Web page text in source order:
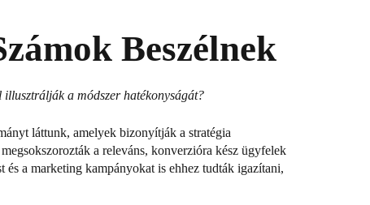
Beszélnek
a módszer hatékonyságát?
láttunk, amelyek bizonyítják a stratégia
a releváns, konverzióra kész ügyfelek
a marketing kampányokat is ehhez tudták igazítani,